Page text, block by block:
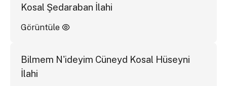
Kosal Şedaraban İlahi
Görüntüle
Bilmem N'ideyim Cüneyd Kosal Hüseyni
İlahi